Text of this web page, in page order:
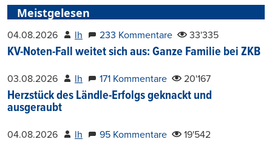
Meistgelesen
04.08.2026 lh 233 Kommentare 33'335
KV-Noten-Fall weitet sich aus: Ganze Familie bei ZKB
03.08.2026 lh 171 Kommentare 20'167
Herzstück des Ländle-Erfolgs geknackt und
ausgeraubt
04.08.2026 lh 95 Kommentare 19'542